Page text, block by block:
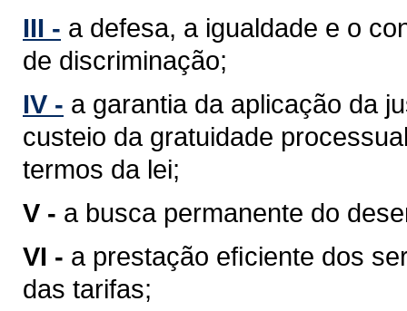
III - a defesa, a igualdade e o
de discriminação;
IV - a garantia da aplicação da
custeio da gratuidade
termos da lei;
V - a busca permanente do
VI - a prestação eﬁciente dos
das tarifas;